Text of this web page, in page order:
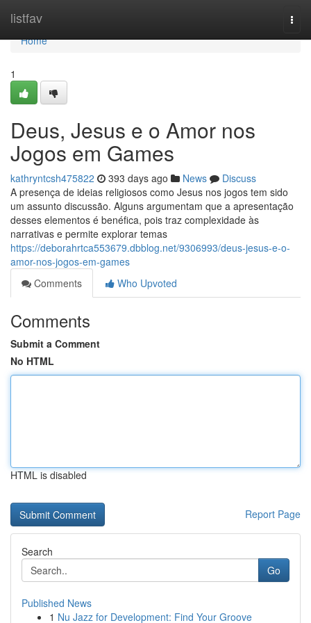
listfav
Home
Home
1
Deus, Jesus e o Amor nos
Jogos em Games
kathryntcsh475822 393 days ago News
Discuss
A presença de ideias religiosos como Jesus nos jogos tem sido
um assunto discussão. Alguns argumentam que a apresentação
desses elementos é benéfica, pois traz complexidade às
narrativas e permite explorar temas
https://deborahrtca553679.dbblog.net/9306993/deus-jesus-e-o-
amor-nos-jogos-em-games
Comments
Who Upvoted
Comments
Submit a Comment
No HTML
HTML is disabled
Report Page
Search
Go
Published News
1 Nu Jazz for Development: Find Your Groove